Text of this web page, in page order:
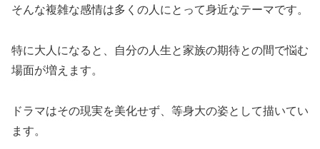
そんな複雑な感情は多くの人にとって身近なテーマです。
特に大人になると、自分の人生と家族の期待との間で悩む
場面が増えます。
ドラマはその現実を美化せず、等身大の姿として描いてい
ます。